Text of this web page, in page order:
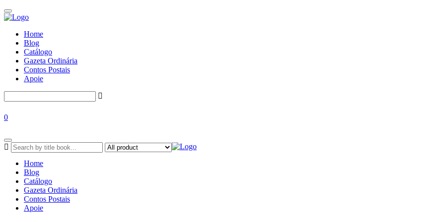
Home
Blog
Catálogo
Gazeta Ordinária
Contos Postais
Apoie
0
Home
Blog
Catálogo
Gazeta Ordinária
Contos Postais
Apoie